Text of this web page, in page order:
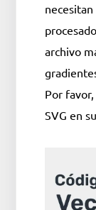
archivo
Por
SVG en